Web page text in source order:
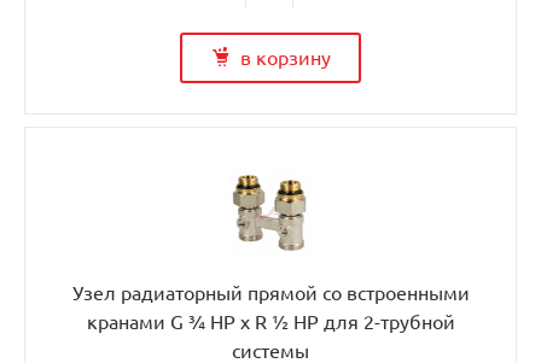
в корзину
Узел радиаторный прямой со встроенными
кранами G ¾ НР x R ½ НР для 2-трубной
системы